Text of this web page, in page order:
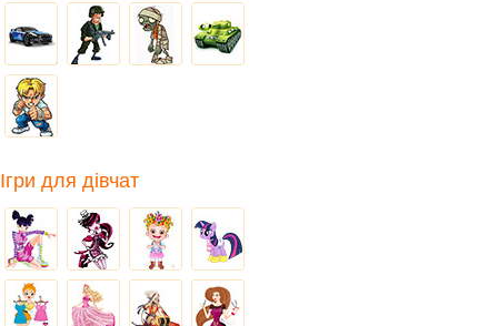
Ігри для дівчат